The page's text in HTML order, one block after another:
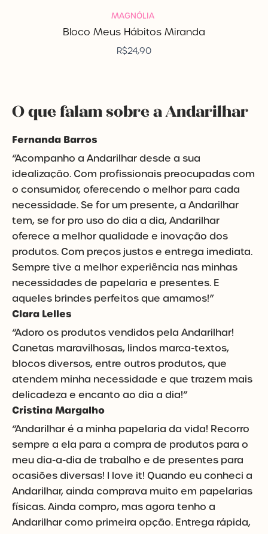
MAGNÓLIA
Bloco Meus Hábitos Miranda
R$24,90
O que falam sobre a Andarilhar
Fernanda Barros
“Acompanho a Andarilhar desde a sua
idealização. Com profissionais preocupadas com
o consumidor, oferecendo o melhor para cada
necessidade. Se for um presente, a Andarilhar
tem, se for pro uso do dia a dia, Andarilhar
oferece a melhor qualidade e inovação dos
produtos. Com preços justos e entrega imediata.
Sempre tive a melhor experiência nas minhas
necessidades de papelaria e presentes. E
aqueles brindes perfeitos que amamos!”
Clara Lelles
“Adoro os produtos vendidos pela Andarilhar!
Canetas maravilhosas, lindos marca-textos,
blocos diversos, entre outros produtos, que
atendem minha necessidade e que trazem mais
delicadeza e encanto ao dia a dia!”
Cristina Margalho
“Andarilhar é a minha papelaria da vida! Recorro
sempre a ela para a compra de produtos para o
meu dia-a-dia de trabalho e de presentes para
ocasiões diversas! I love it! Quando eu conheci a
Andarilhar, ainda comprava muito em papelarias
físicas. Ainda compro, mas agora tenho a
Andarilhar como primeira opção. Entrega rápida,